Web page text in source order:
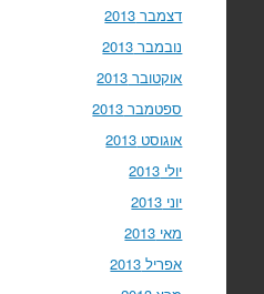
דצמבר 2013
נובמבר 2013
אוקטובר 2013
ספטמבר 2013
אוגוסט 2013
יולי 2013
יוני 2013
מאי 2013
אפריל 2013